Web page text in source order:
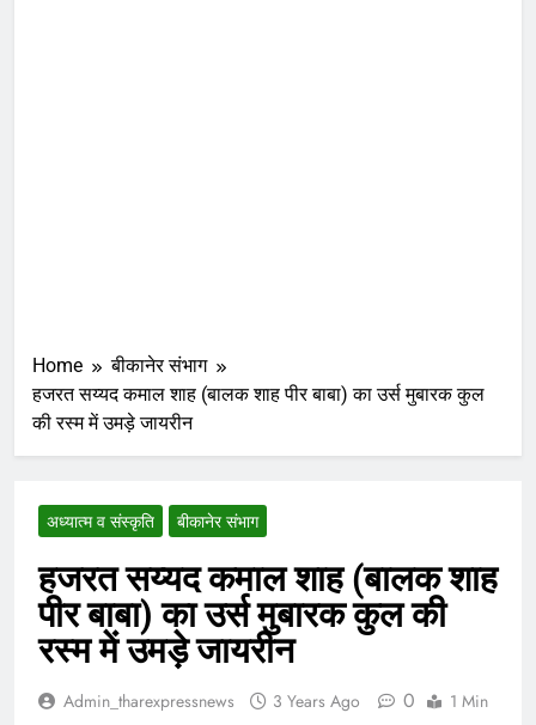
Home
बीकानेर संभाग
हजरत सय्यद कमाल शाह (बालक शाह पीर बाबा) का उर्स मुबारक कुल
की रस्म में उमड़े जायरीन
अध्यात्म व संस्कृति बीकानेर संभाग
हजरत सय्यद कमाल शाह (बालक शाह
पीर बाबा) का उर्स मुबारक कुल की
रस्म में उमड़े जायरीन
Admin_tharexpressnews 3 Years Ago 0 1 Min